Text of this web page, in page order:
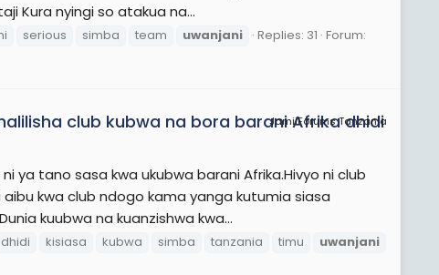
Kura nyingi so atakua na...
serious simba team uwanjani Replies: 31 Forum:
JamiiForums Tanzania
club kubwa na bora barani Afrika dhidi
ya tano sasa kwa ukubwa barani Afrika.Hivyo ni club
aibu kwa club ndogo kama yanga kutumia siasa
kuubwa na kuanzishwa kwa...
dhidi kisiasa kubwa simba tanzania timu
uwanjani